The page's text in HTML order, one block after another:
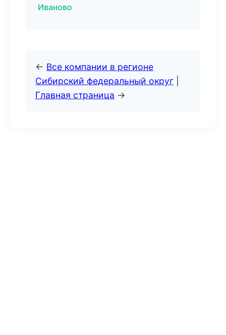
Иваново
← Все компании в регионе
Сибирский федеральный округ
Главная страница →